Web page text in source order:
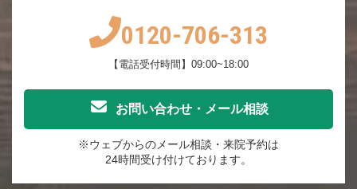
0120-706-313
【電話受付時間】09:00~18:00
お問い合わせ・メール相談
※ウェブからのメール相談・来院予約は
24時間受け付けております。